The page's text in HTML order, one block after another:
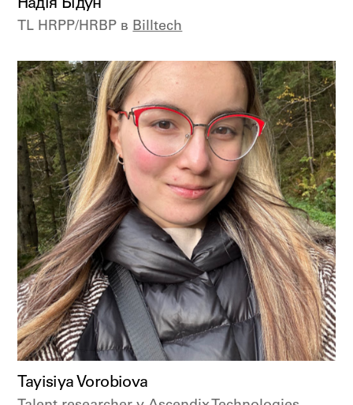
Надія Бідун
TL HRPP/HRBP в Billtech
Tayisiya Vorobiova